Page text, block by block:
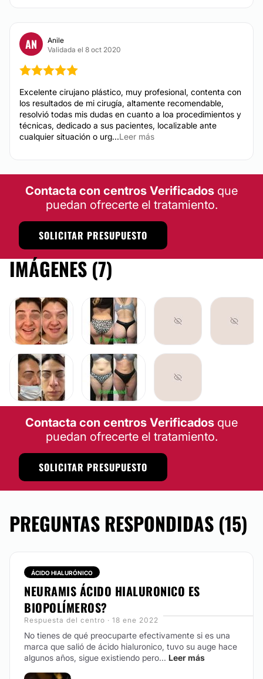
AN
Anile
Validada el 8 oct 2020
Excelente cirujano plástico, muy profesional, contenta con
los resultados de mi cirugía, altamente recomendable,
resolvió todas mis dudas en cuanto a loa procedimientos y
técnicas, dedicado a sus pacientes, localizable ante
cualquier situación o urg...Leer más
Contacta con centros Verificados que
puedan ofrecerte el tratamiento.
SOLICITAR PRESUPUESTO
IMÁGENES (7)
LIPOSUCCIÓN AUMENTO DE BUSTO
Contacta con centros Verificados que
puedan ofrecerte el tratamiento.
SOLICITAR PRESUPUESTO
PREGUNTAS RESPONDIDAS (15)
ÁCIDO HIALURÓNICO
NEURAMIS ÁCIDO HIALURONICO ES
BIOPOLÍMEROS?
Respuesta del centro · 18 ene 2022
No tienes de qué preocuparte efectivamente si es una
marca que salió de ácido hialuronico, tuvo su auge hace
algunos años, sigue existiendo pero... Leer más